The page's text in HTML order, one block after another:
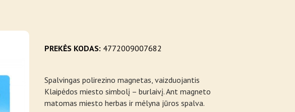
PREKĖS KODAS: 4772009007682
Spalvingas polirezino magnetas, vaizduojantis
Klaipėdos miesto simbolį – burlaivį. Ant magneto
matomas miesto herbas ir mėlyna jūros spalva.